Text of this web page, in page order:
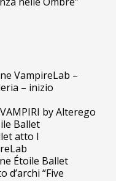
VampireLab –
– inizio
by Alterego
Ballet
atto I
Étoile Ballet
d’archi “Five